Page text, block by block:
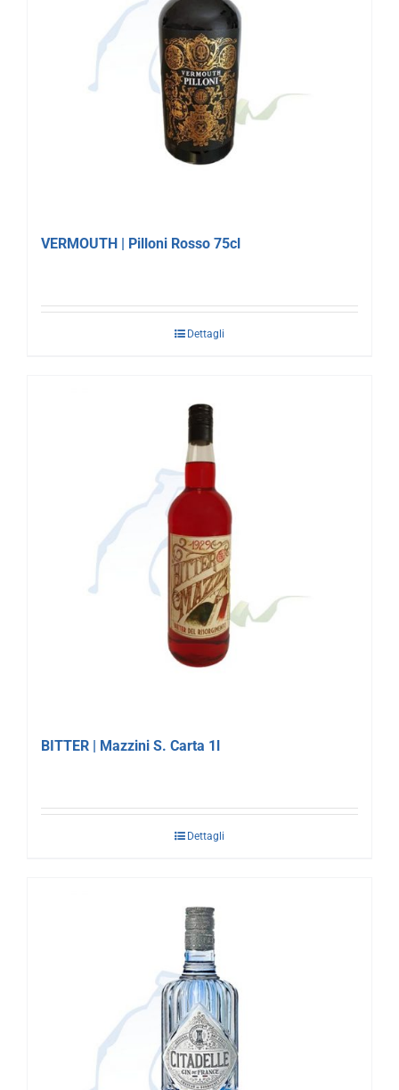
VERMOUTH | Pilloni Rosso 75cl
Dettagli
BITTER | Mazzini S. Carta 1l
Dettagli